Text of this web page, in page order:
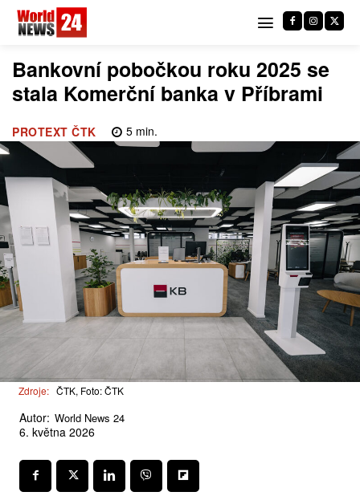
Bankovní pobočkou roku 2025 se
stala Komerční banka v Příbrami
PROTEXT ČTK 5min.
Zdroje: ČTK, Foto: ČTK
Autor: World News 24
6. května 2026